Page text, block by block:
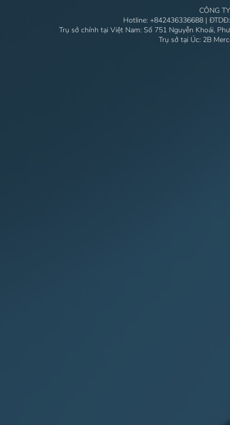
CÔNG
Hotline: +842436336688 |
Trụ sở chính tại Việt Nam: Số 751 Nguyễn Khoái,
Trụ sở tại Úc: 2B